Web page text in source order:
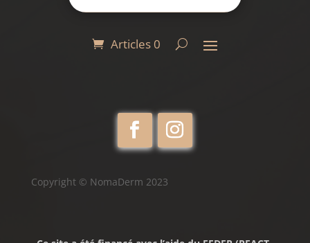
Articles 0
Copyright © NomaDerm 2023